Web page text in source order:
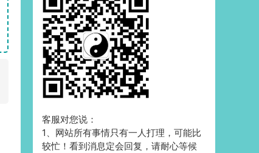
客服对您说：
1、网站所有事情只有一人打理，可能比
较忙！看到消息定会回复，请耐心等候